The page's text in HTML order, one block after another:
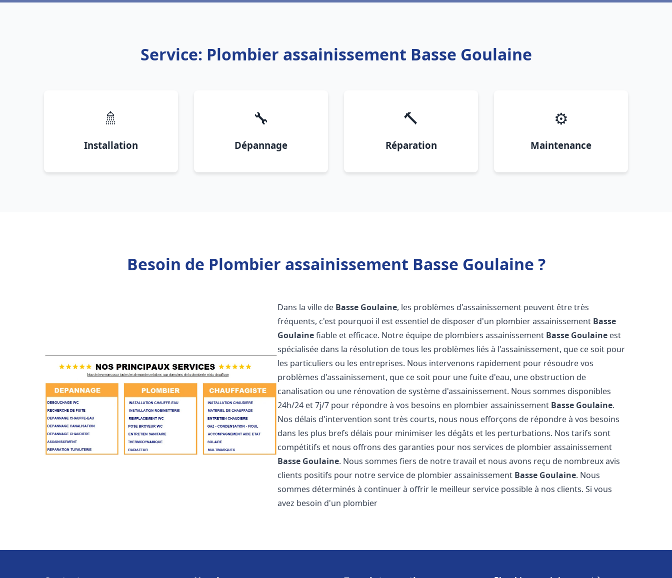
Service: Plombier assainissement Basse Goulaine
🚿
Installation
🔧
Dépannage
🔨
Réparation
⚙️
Maintenance
Besoin de Plombier assainissement Basse Goulaine ?
Dans la ville de Basse Goulaine, les problèmes d'assainissement peuvent être très
fréquents, c'est pourquoi il est essentiel de disposer d'un plombier assainissement Basse
Goulainefiable et efficace. Notre équipe de plombiers assainissement Basse Goulaine est
spécialisée dans la résolution de tous les problèmes liés à l'assainissement, que ce soit pour
les particuliers ou les entreprises. Nous intervenons rapidement pour résoudre vos
problèmes d'assainissement, que ce soit pour une fuite d'eau, une obstruction de
canalisation ou une rénovation de système d'assainissement. Nous sommes disponibles
24h/24 et 7j/7 pour répondre à vos besoins en plombier assainissement Basse Goulaine.
Nos délais d'intervention sont très courts, nous nous efforçons de répondre à vos besoins
dans les plus brefs délais pour minimiser les dégâts et les perturbations. Nos tarifs sont
compétitifs et nous offrons des garanties pour nos services de plombier assainissement
Basse Goulaine. Nous sommes fiers de notre travail et nous avons reçu de nombreux avis
clients positifs pour notre service de plombier assainissement Basse Goulaine. Nous
sommes déterminés à continuer à offrir le meilleur service possible à nos clients. Si vous
avez besoin d'un plombier